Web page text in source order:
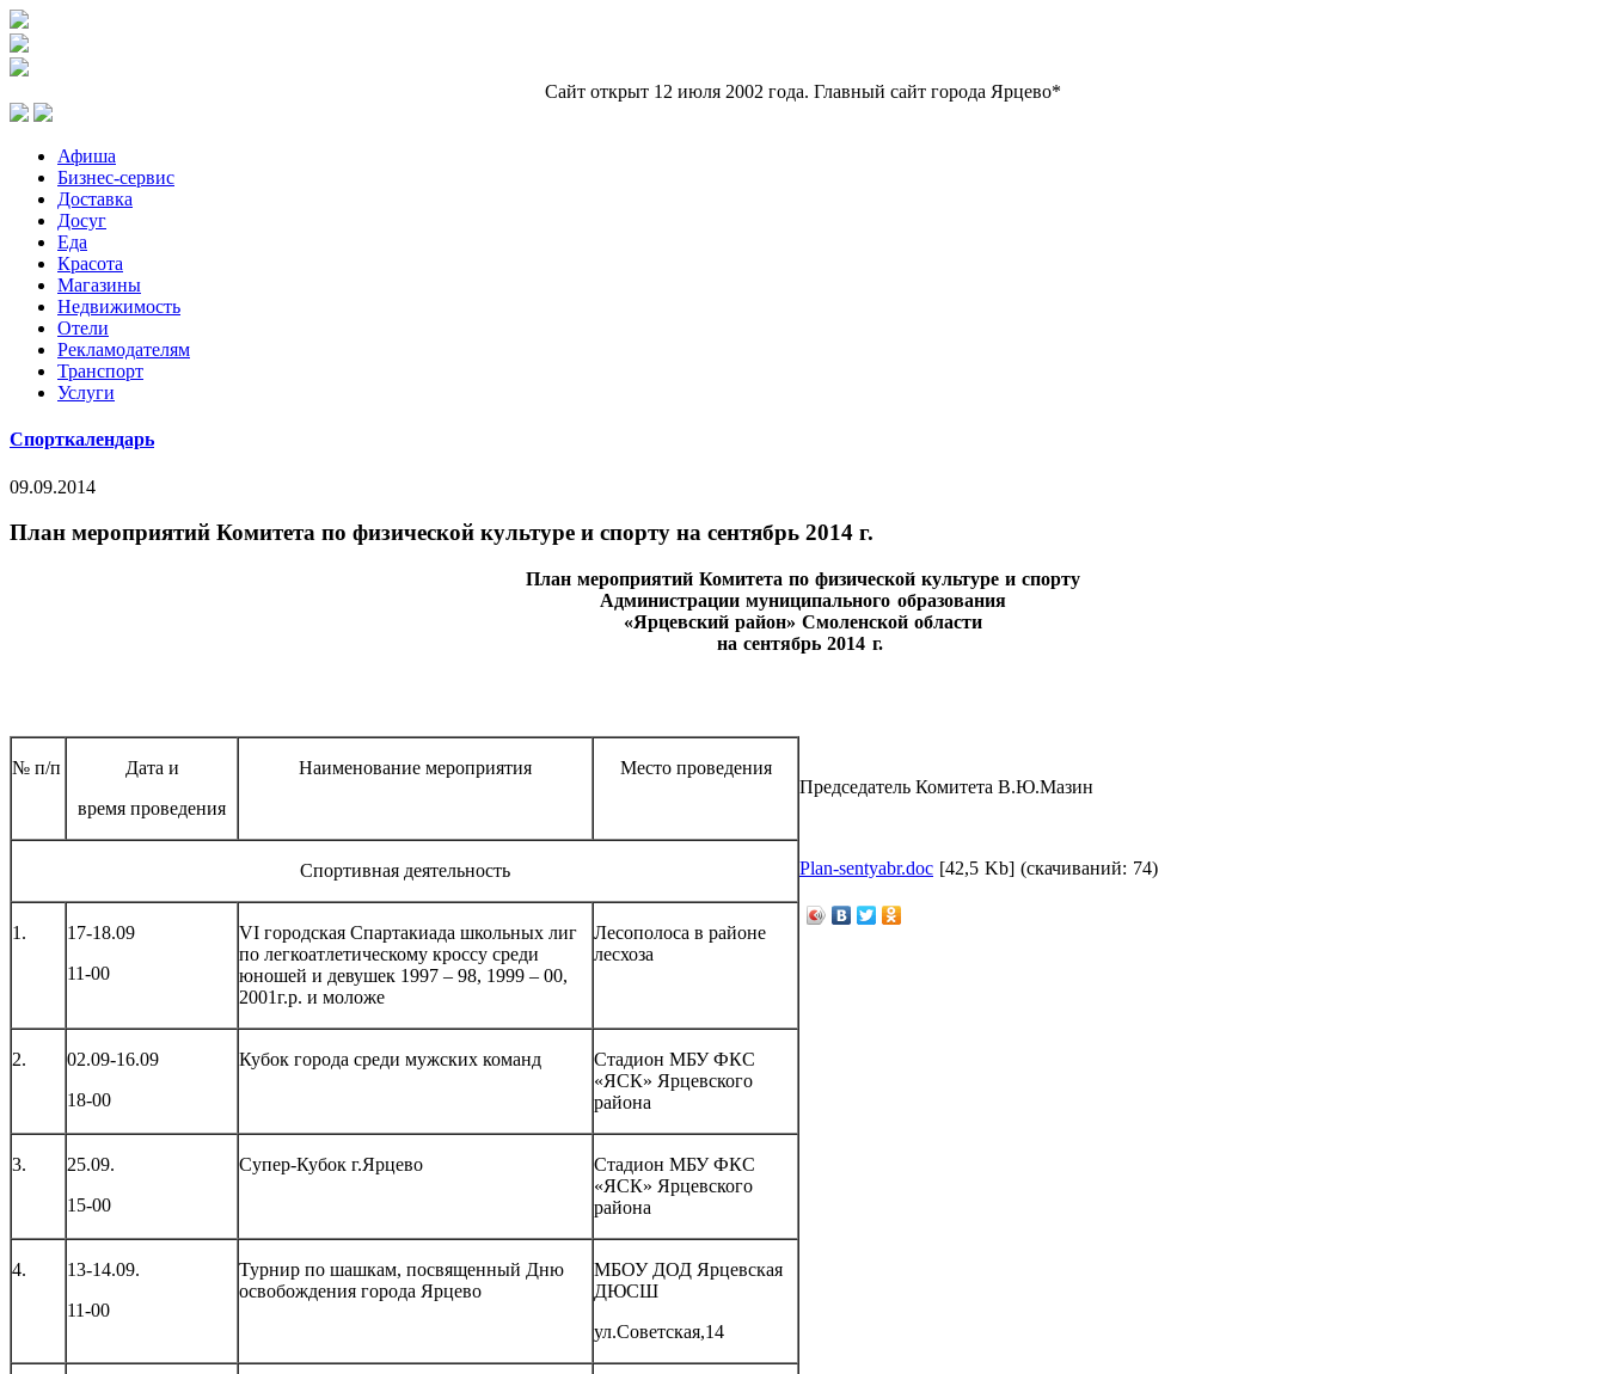
Сайт открыт 12 июля 2002 года. Главный сайт города Ярцево*
Афиша
Бизнес-сервис
Доставка
Досуг
Еда
Красота
Магазины
Недвижимость
Отели
Рекламодателям
Транспорт
Услуги
Спорткалендарь
09.09.2014
План мероприятий Комитета по физической культуре и спорту на сентябрь 2014 г.
План мероприятий Комитета по физической культуре и спорту
Администрации муниципального образования
«Ярцевский район» Смоленской области
на сентябрь 2014 г.
№ п/п
Дата и
время проведения
Наименование мероприятия Место проведения
Спортивная деятельность
1.
17-18.09
11-00
VI городская Спартакиада школьных лиг
по легкоатлетическому кроссу среди
юношей и девушек 1997 – 98, 1999 – 00,
2001г.р. и моложе
Лесополоса в районе
лесхоза
2.
02.09-16.09
18-00
Кубок города среди мужских команд
Стадион МБУ ФКС
«ЯСК» Ярцевского
района
3.
25.09.
15-00
Супер-Кубок г.Ярцево
Стадион МБУ ФКС
«ЯСК» Ярцевского
района
4.
13-14.09.
11-00
Турнир по шашкам, посвященный Дню
освобождения города Ярцево
МБОУ ДОД Ярцевская
ДЮСШ
ул.Советская,14
Председатель Комитета В.Ю.Мазин
Plan-sentyabr.doc [42,5 Kb] (cкачиваний: 74)